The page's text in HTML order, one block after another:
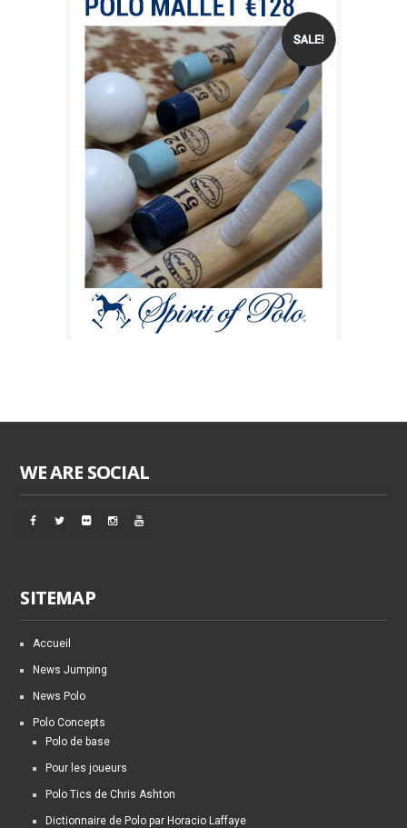
WE ARE SOCIAL
SITEMAP
Accueil
News Jumping
News Polo
Polo Concepts
Polo de base
Pour les joueurs
Polo Tics de Chris Ashton
Dictionnaire de Polo par Horacio Laffaye